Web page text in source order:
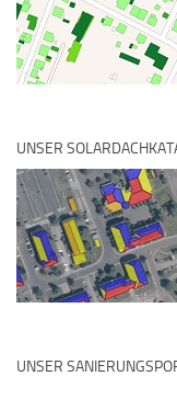
UNSER
UNSER